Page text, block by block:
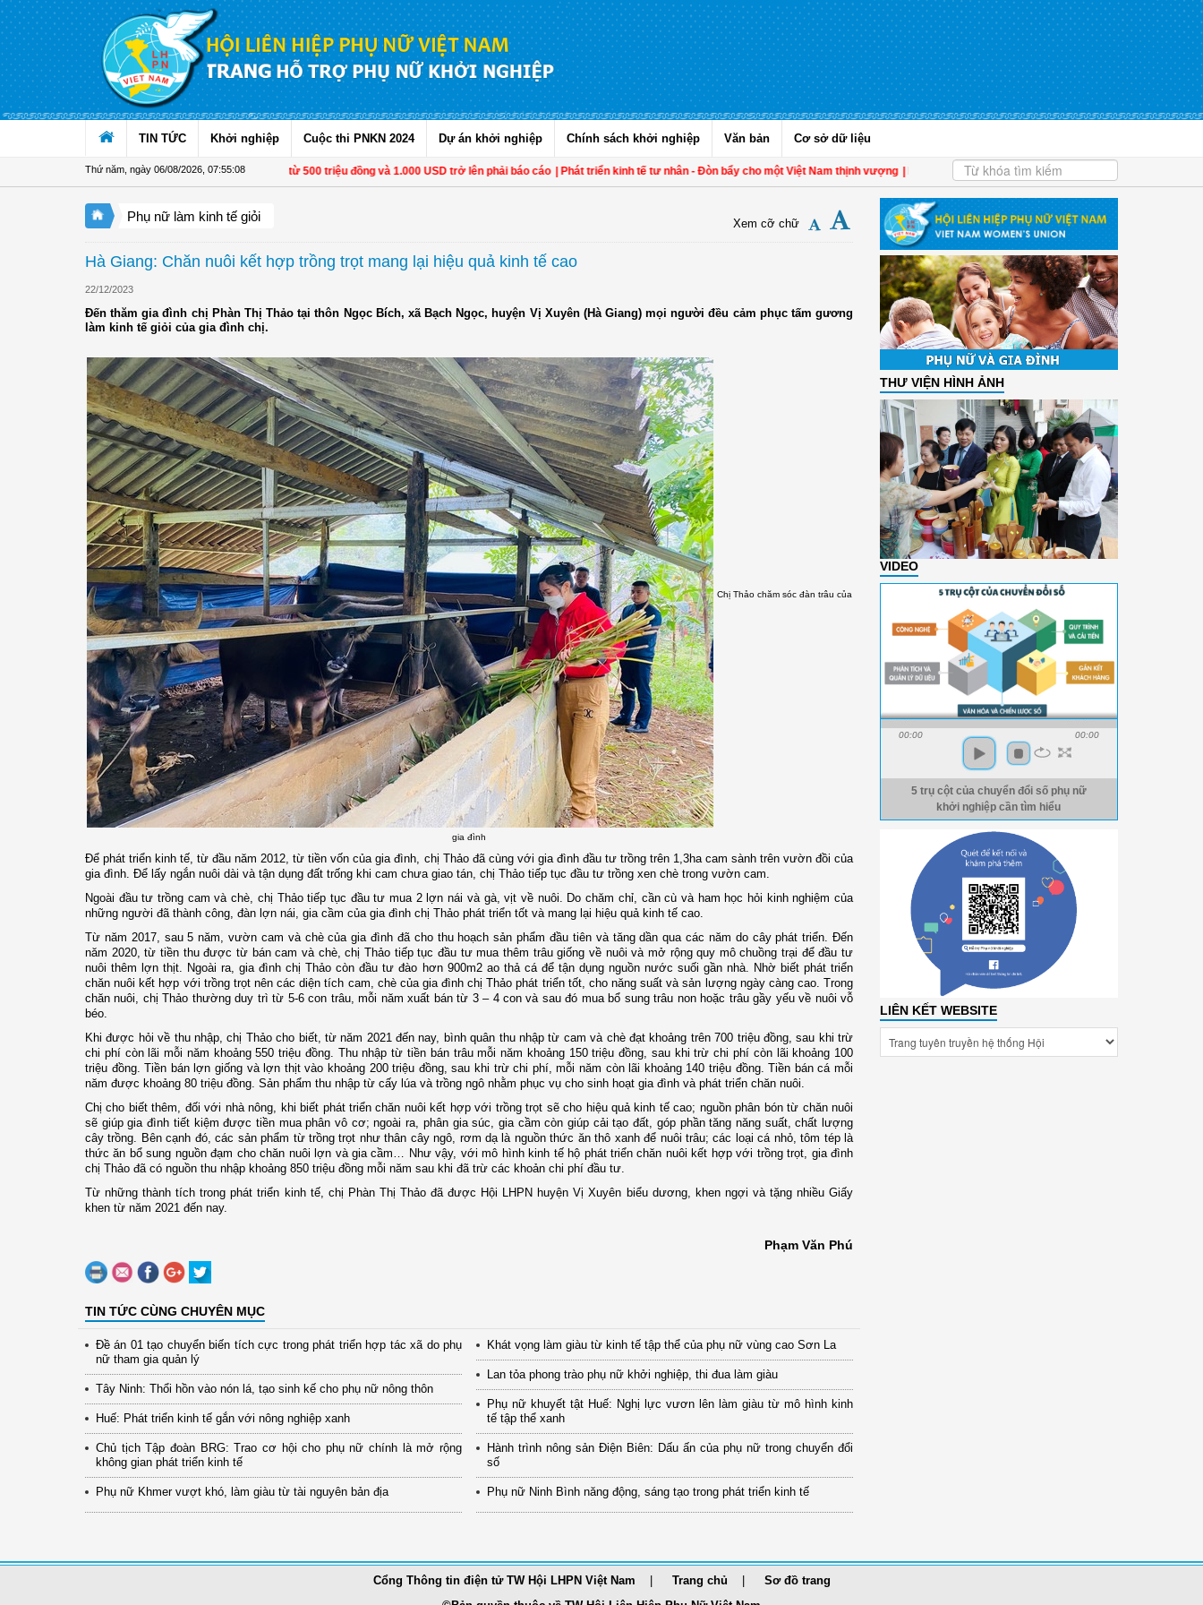
Truy cập nội dung luôn
TIN TỨC Khởi nghiệp Cuộc thi PNKN 2024 Dự án khởi nghiệp Chính sách khởi nghiệp Văn bản Cơ sở dữ liệu
Thứ năm, ngày 06/08/2026 07:55:08
Từ 1/11, chuyển tiền từ 500 triệu đồng và 1.000 USD trở lên phải báo cáo | Phát triển kinh tế tư nhân - Đòn bẩy cho một Việt Nam thịnh vượng | Hội LHPN tỉnh Kiên Giang biểu dương phụ nữ tiêu biểu trong
Phụ nữ làm kinh tế giỏi Xem cỡ chữ
Hà Giang: Chăn nuôi kết hợp trồng trọt mang lại hiệu quả kinh tế cao
22/12/2023
Đến thăm gia đình chị Phàn Thị Thảo tại thôn Ngọc Bích, xã Bạch Ngọc, huyện Vị Xuyên (Hà Giang) mọi người đều cảm phục tấm gương
làm kinh tế giỏi của gia đình chị.
Chị Thảo chăm sóc đàn trâu của
gia đình
Để phát triển kinh tế, từ đầu năm 2012, từ tiền vốn của gia đình, chị Thảo đã cùng với gia đình đầu tư trồng trên 1,3hacam sành trên vườn đồi của
gia đình. Để lấy ngắn nuôi dài và tận dụng đất trống khi cam chưa giao tán, chị Thảo tiếp tục đầu tư trồng xen chè trong vườn cam.
Ngoài đầu tư trồng cam và chè, chị Thảo tiếp tục đầu tư mua 2 lợn nái và gà, vịt về nuôi. Do chăm chỉ, cần cù và ham học hỏi kinh nghiệm của
những người đã thành công, đàn lợn nái gia cầm của gia đình chị Thảo phát triển tốt và mang lại hiệu quả kinh tế cao.
Từ năm 2017, sau 5 năm, vườn cam và chè của gia đình đã cho thu hoạch sản phẩm đầu tiên và tăng dần qua các năm do cây phát triển. Đến
năm 2020,từ tiền thu được từ bán cam và chè, chị Thảo tiếp tục đầu tư mua thêm trâu giống về nuôi và mở rộng quy mô chuồng trại để đầu tư
nuôi thêm lợn thịt. Ngoài ra, gia đình chị Thảo còn đầu tư đào hơn 900m2 ao thả cá để tận dụng nguồn nước suối gần nhà. Nhờ biết phát triển
chăn nuôi kết hợp với trồng trọt nên các diện tích cam, chè của gia đình chị Thảo phát triển tốt, cho năng suất và sản lượng ngày càng cao. Trong
chăn nuôi, chị Thảo thường duy trì từ 5-6 con trâu, mỗi năm xuất bán từ 3 – 4 con và sau đó mua bổ sung trâu non hoặc trâu gầy yếu về nuôi vỗ
béo.
Khi được hỏi về thu nhập, chị Thảo cho biết, từ năm 2021 đến nay, bình quân thu nhập từ cam và chè đạt khoảng trên 700 triệu đồng, sau khi trừ
chi phí còn lãi mỗi năm khoảng 550 triệu đồng. Thu nhập từ tiền bán trâu mỗi năm khoảng 150 triệu đồng, sau khi trừ chi phí còn lãi khoảng 100
triệu đồng. Tiền bán lợn giống và lợn thịt vào khoảng 200 triệu đồng, sau khi trừ chi phí, mỗi năm còn lãi khoảng 140 triệu đồng. Tiền bán cá mỗi
năm được khoảng 80 triệu đồng. Sản phẩm thu nhập từ cấy lúa và trồng ngô nhằm phục vụ cho sinh hoạt gia đình và phát triển chăn nuôi.
Chị cho biết thêm
đối với nhà nông, khi biết phát triển chăn nuôi kết hợp với trồng trọt sẽ cho hiệu quả kinh tế cao; nguồn phân bón từ chăn nuôi
sẽ giúp gia đình tiết kiệm được tiền mua phân vô cơ; ngoài ra, phân gia súc, gia cầm còn giúp cải tạo đất, góp phần tăng năng suất, chất lượng
cây trồng. Bên cạnh đó, các sản phẩm từ trồng trọt như thân cây ngô, rơm dạ là nguồn thức ăn thô xanh để nuôi trâu; các loại cá nhỏ, tôm tép là
thức ăn bổ sung nguồn đạm cho chăn nuôi lợn và gia cầm…
Như vậy, với mô hình kinh tế hộ phát triển chăn nuôi kết hợp với trồng trọt, gia đình
chị Thảo đã có nguồn thu nhập khoảng 850 triệu đồng mỗi năm sau khi đã trừ các khoản chi phí đầu tư.
Từ những thành tích trong phát triển kinh tế, chị Phàn Thị Thảo đã được Hội LHPN huyện VịXuyên biểu dương, khen ngợi và tặng nhiềuGiấy
khen từ năm 2021 đến nay.
Phạm Văn Phú
TIN TỨC CÙNG CHUYÊN MỤC
Đề án 01 tạo chuyển biến tích cực trong phát triển hợp tác xã do phụ
nữ tham gia quản lý
Tây Ninh: Thổi hồn vào nón lá, tạo sinh kế cho phụ nữ nông thôn
Huế: Phát triển kinh tế gắn với nông nghiệp xanh
Chủ tịch Tập đoàn BRG: Trao cơ hội cho phụ nữ chính là mở rộng
không gian phát triển kinh tế
Phụ nữ Khmer vượt khó, làm giàu từ tài nguyên bản địa
Khát vọng làm giàu từ kinh tế tập thể của phụ nữ vùng cao Sơn La
Lan tỏa phong trào phụ nữ khởi nghiệp, thi đua làm giàu
Phụ nữ khuyết tật Huế: Nghị lực vươn lên làm giàu từ mô hình kinh
tế tập thể xanh
Hành trình nông sản Điện Biên: Dấu ấn của phụ nữ trong chuyển đổi
số
Phụ nữ Ninh Bình năng động, sáng tạo trong phát triển kinh tế
THƯ VIỆN HÌNH ẢNH
VIDEO
00:00 00:00
5 trụ cột của chuyển đổi số phụ nữ
khởi nghiệp cần tìm hiểu
LIÊN KẾT WEBSITE
Cổng Thông tin điện tử TW Hội LHPN Việt Nam Trang chủ
Sơ đồ trang